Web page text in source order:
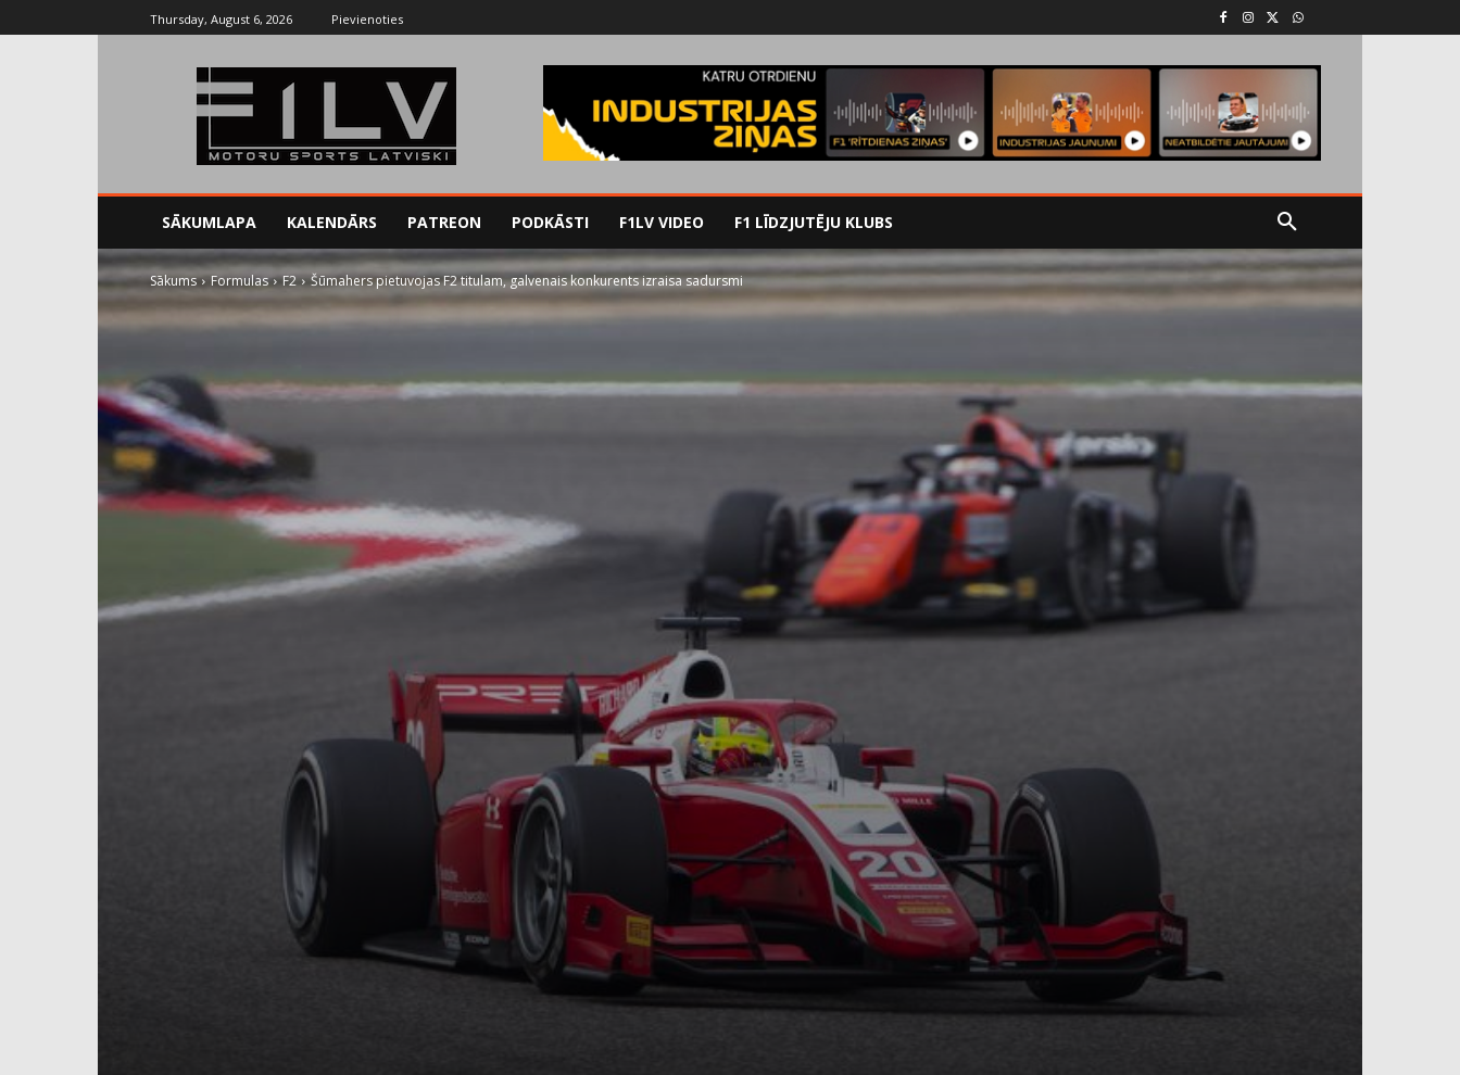
Thursday, August 6, 2026 Pievienoties
SĀKUMLAPA KALENDĀRS PATREON PODKĀSTI F1LV VIDEO F1 LĪDZJUTĒJU KLUBS
Sākums Formulas F2 Šūmahers pietuvojas F2 titulam, galvenais konkurents izraisa sadursmi